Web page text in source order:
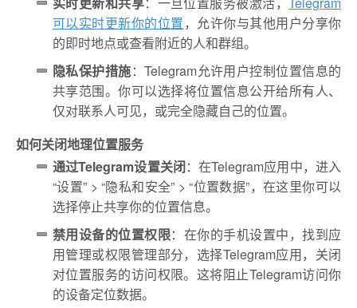
可以实时更新你的位置，允许你与其他用户分享你
的即时地点或查看附近的人和群组。
隐私保护措施：Telegram允许用户控制位置信息的
共享范围。你可以选择将位置信息公开给所有人、
仅对联系人可见，或完全隐藏自己的位置。
如何关闭地理位置服务
通过Telegram设置关闭：在Telegram应用中，进入
“设置” > “隐私和安全” > “位置数据”，在这里你可以
选择停止共享你的位置信息。
禁用设备的位置权限：在你的手机设置中，找到应
用管理或权限管理部分，选择Telegram应用，关闭
对位置服务的访问权限。这将阻止Telegram访问你
的设备定位数据。